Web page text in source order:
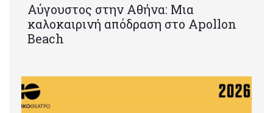
Αύγουστος στην Αθήνα: Μια
καλοκαιρινή απόδραση στο Apollon
Beach